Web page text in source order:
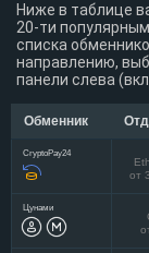
Ниже в таблице
20-ти
списка
направлению,
панели слева
Обменник
CryptoPay24
от
Цунами